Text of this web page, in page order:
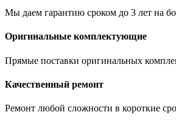
Мы даем гарантию сроком до 3 лет на
Оригинальные комплектующие
Прямые поставки оригинальных
Качественный ремонт
Ремонт любой сложности в короткие